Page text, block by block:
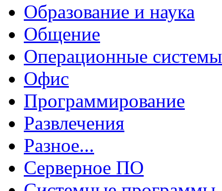
Образование и наука
Общение
Операционные системы
Офис
Программирование
Развлечения
Разное...
Серверное ПО